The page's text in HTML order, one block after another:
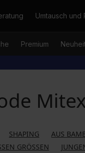
Umtausch und
Premium
SHAPING AUS
GRÖSSEN